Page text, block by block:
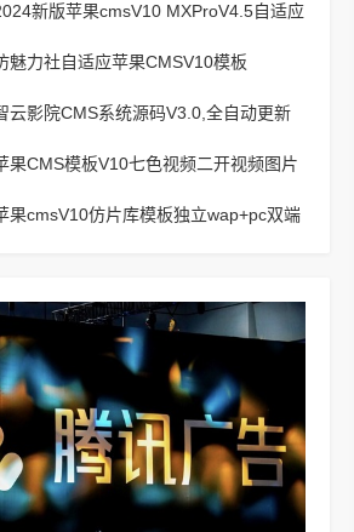
新版苹果cmsV10 MXProV4.5自适应
魅力社自适应苹果CMSV10模板
云影院CMS系统源码V3.0,全自动更新
果CMS模板V10七色视频二开视频图片
果cmsV10仿片库模板独立wap+pc双端